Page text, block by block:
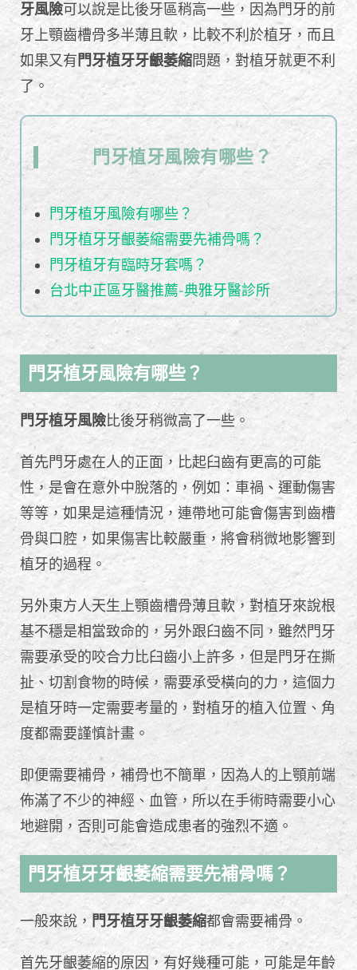
牙風險可以說是比後牙區稍高一些，因為門牙的前
牙上顎齒槽骨多半薄且軟，比較不利於植牙，而且
如果又有門牙植牙牙齦萎縮問題，對植牙就更不利
了。
門牙植牙風險有哪些？
門牙植牙風險有哪些？
門牙植牙牙齦萎縮需要先補骨嗎？
門牙植牙有臨時牙套嗎？
台北中正區牙醫推薦-典雅牙醫診所
門牙植牙風險有哪些？
門牙植牙風險比後牙稍微高了一些。
首先門牙處在人的正面，比起臼齒有更高的可能
性，是會在意外中脫落的，例如：車禍、運動傷害
等等，如果是這種情況，連帶地可能會傷害到齒槽
骨與口腔，如果傷害比較嚴重，將會稍微地影響到
植牙的過程。
另外東方人天生上顎齒槽骨薄且軟，對植牙來說根
基不穩是相當致命的，另外跟臼齒不同，雖然門牙
需要承受的咬合力比臼齒小上許多，但是門牙在撕
扯、切割食物的時候，需要承受橫向的力，這個力
是植牙時一定需要考量的，對植牙的植入位置、角
度都需要謹慎計畫。
即便需要補骨，補骨也不簡單，因為人的上顎前端
佈滿了不少的神經、血管，所以在手術時需要小心
地避開，否則可能會造成患者的強烈不適。
門牙植牙牙齦萎縮需要先補骨嗎？
一般來說， 門牙植牙牙齦萎縮都會需要補骨。
首先牙齦萎縮的原因，有好幾種可能，可能是年齡